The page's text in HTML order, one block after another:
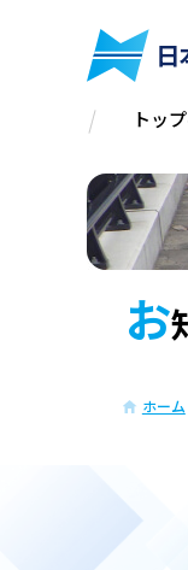
トッ
お
ホーム